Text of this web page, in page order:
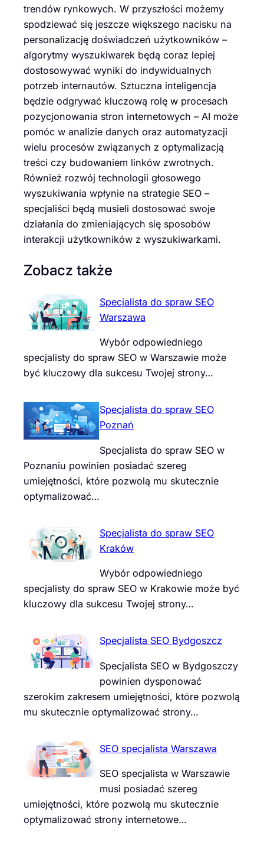
trendów rynkowych. W przyszłości możemy
spodziewać się jeszcze większego nacisku na
personalizację doświadczeń użytkowników –
algorytmy wyszukiwarek będą coraz lepiej
dostosowywać wyniki do indywidualnych
potrzeb internautów. Sztuczna inteligencja
będzie odgrywać kluczową rolę w procesach
pozycjonowania stron internetowych – AI może
pomóc w analizie danych oraz automatyzacji
wielu procesów związanych z optymalizacją
treści czy budowaniem linków zwrotnych.
Również rozwój technologii głosowego
wyszukiwania wpłynie na strategie SEO –
specjaliści będą musieli dostosować swoje
działania do zmieniających się sposobów
interakcji użytkowników z wyszukiwarkami.
Zobacz także
Specjalista do spraw SEO
Warszawa
Wybór odpowiedniego
specjalisty do spraw SEO w Warszawie może
być kluczowy dla sukcesu Twojej strony…
Specjalista do spraw SEO
Poznań
Specjalista do spraw SEO w
Poznaniu powinien posiadać szereg
umiejętności, które pozwolą mu skutecznie
optymalizować…
Specjalista do spraw SEO
Kraków
Wybór odpowiedniego
specjalisty do spraw SEO w Krakowie może być
kluczowy dla sukcesu Twojej strony…
Specjalista SEO Bydgoszcz
Specjalista SEO w Bydgoszczy
powinien dysponować
szerokim zakresem umiejętności, które pozwolą
mu skutecznie optymalizować strony…
SEO specjalista Warszawa
SEO specjalista w Warszawie
musi posiadać szereg
umiejętności, które pozwolą mu skutecznie
optymalizować strony internetowe…